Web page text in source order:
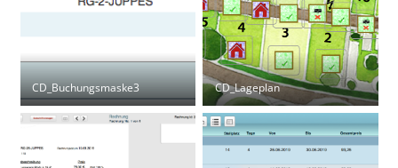
CD_Buchungsmaske3 CD_Lageplan